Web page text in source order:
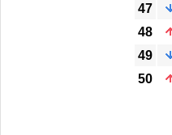
47
48
49
50